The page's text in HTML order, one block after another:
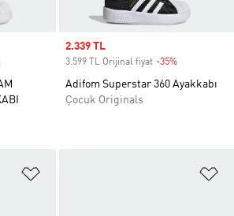
Sale price
2.339 TL
3.599 TL Orijinal fiyat -35%
Adifom Superstar 360 Ayakkabı
Çocuk Originals